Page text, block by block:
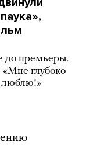
до премьеры.
глубоко
люблю!»